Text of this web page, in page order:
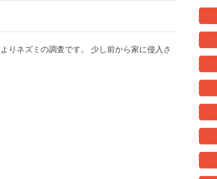
りネズミの調査です。 少し前から家に侵入さ